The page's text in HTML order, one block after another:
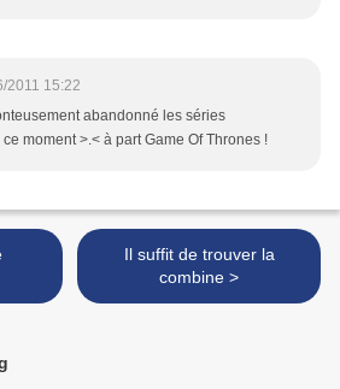
2011 15:22
abandonné les séries
moment >.< à part Game Of Thrones !
Il suffit de trouver la
combine >